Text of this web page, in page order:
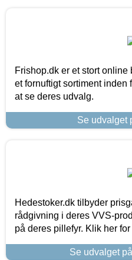
Frishop.dk er et stort
et fornuftigt sortiment inden
at se deres udvalg.
Se udvalget
Hedestoker.dk tilbyder
rådgivning i deres VVS-
på deres pillefyr. Klik her
Se udvalget